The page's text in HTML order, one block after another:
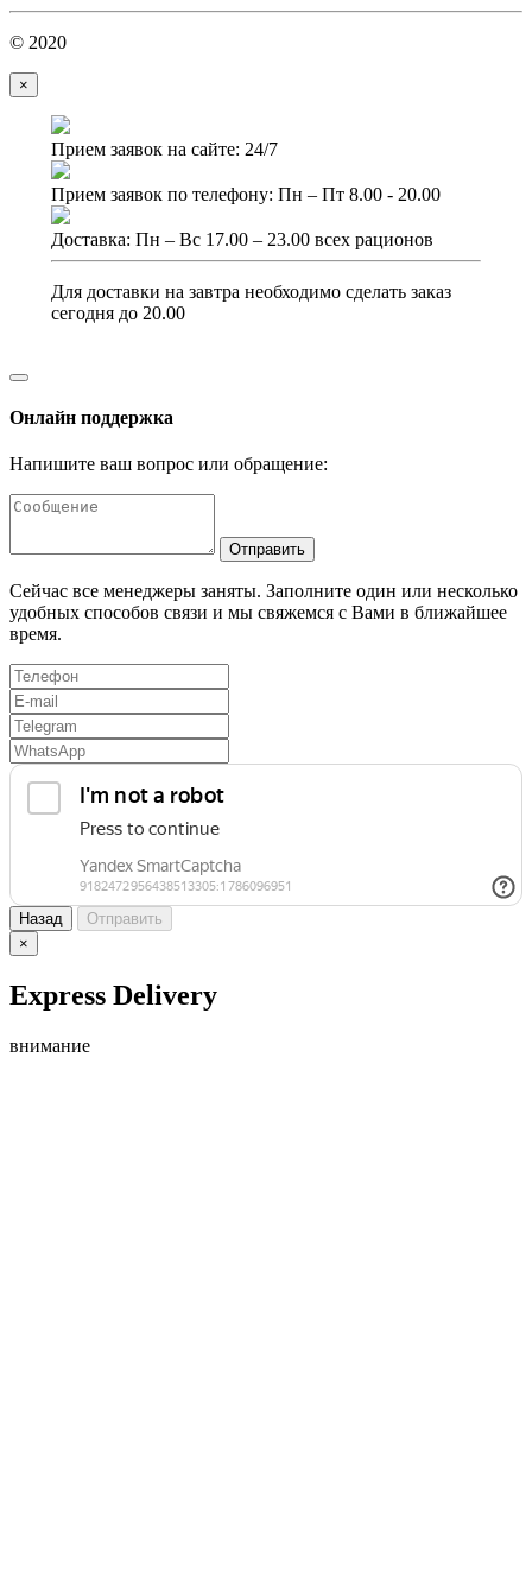
© 2020
×
Прием заявок на сайте: 24/7
Прием заявок по телефону: Пн – Пт 8.00 - 20.00
Доставка: Пн – Вс 17.00 – 23.00 всех рационов
Для доставки на завтра необходимо сделать заказ
сегодня до 20.00
Онлайн поддержка
Напишите ваш вопрос или обращение:
Отправить
Сейчас все менеджеры заняты. Заполните один или несколько
удобных способов связи и мы свяжемся с Вами в ближайшее
время.
Назад
Отправить
×
Express Delivery
внимание